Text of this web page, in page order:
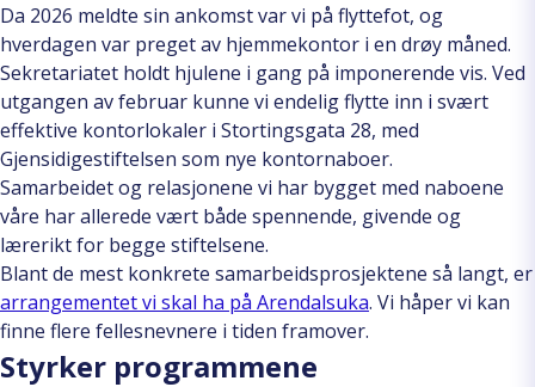
Da 2026 meldte sin ankomst var vi på flyttefot, og
hverdagen var preget av hjemmekontor i en drøy måned.
Sekretariatet holdt hjulene i gang på imponerende vis. Ved
utgangen av februar kunne vi endelig flytte inn i svært
effektive kontorlokaler i Stortingsgata 28, med
Gjensidigestiftelsen som nye kontornaboer.
Samarbeidet og relasjonene vi har bygget med naboene
våre har allerede vært både spennende, givende og
lærerikt for begge stiftelsene.
Blant de mest konkrete samarbeidsprosjektene så langt, er
arrangementet vi skal ha på Arendalsuka. Vi håper vi kan
finne flere fellesnevnere i tiden framover.
Styrker programmene